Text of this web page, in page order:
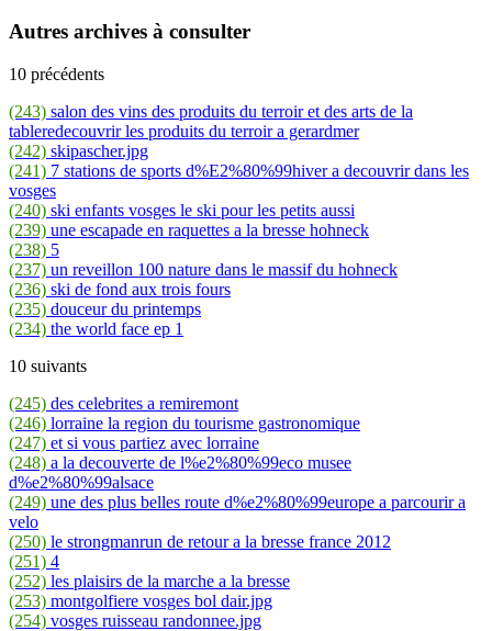
Autres archives à consulter
10 précédents
(243) salon des vins des produits du terroir et des arts de la
tableredecouvrir les produits du terroir a gerardmer
(242) skipascher.jpg
(241) 7 stations de sports d%E2%80%99hiver a decouvrir dans les
vosges
(240) ski enfants vosges le ski pour les petits aussi
(239) une escapade en raquettes a la bresse hohneck
(238) 5
(237) un reveillon 100 nature dans le massif du hohneck
(236) ski de fond aux trois fours
(235) douceur du printemps
(234) the world face ep 1
10 suivants
(245) des celebrites a remiremont
(246) lorraine la region du tourisme gastronomique
(247) et si vous partiez avec lorraine
(248) a la decouverte de l%e2%80%99eco musee
d%e2%80%99alsace
(249) une des plus belles route d%e2%80%99europe a parcourir a
velo
(250) le strongmanrun de retour a la bresse france 2012
(251) 4
(252) les plaisirs de la marche a la bresse
(253) montgolfiere vosges bol dair.jpg
(254) vosges ruisseau randonnee.jpg